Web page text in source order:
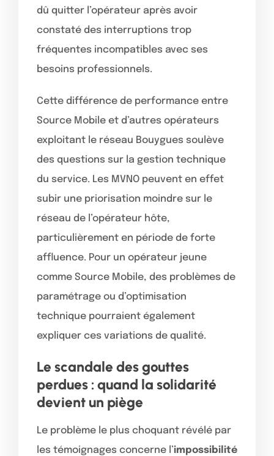
dû quitter l’opérateur après avoir
constaté des interruptions trop
fréquentes incompatibles avec ses
besoins professionnels.
Cette différence de performance entre
Source Mobile et d’autres opérateurs
exploitant le réseau Bouygues soulève
des questions sur la gestion technique
du service. Les MVNO peuvent en effet
subir une priorisation moindre sur le
réseau de l’opérateur hôte,
particulièrement en période de forte
affluence. Pour un opérateur jeune
comme Source Mobile, des problèmes de
paramétrage ou d’optimisation
technique pourraient également
expliquer ces variations de qualité.
Le scandale des gouttes
perdues : quand la solidarité
devient un piège
Le problème le plus choquant révélé par
les témoignages concerne l’impossibilité